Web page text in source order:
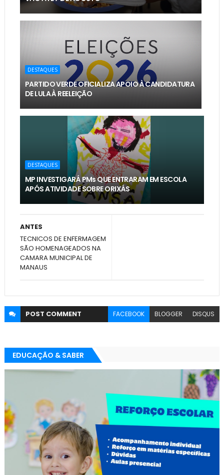
DESTAQUES
PARTIDO VERDE OFICIALIZA APOIO À CANDIDATURA
DE LULA À REELEIÇÃO
DESTAQUES
MP INVESTIGARÁ PMs QUE ENTRARAM EM ESCOLA
APÓS ATIVIDADE SOBRE ORIXÁS
ANTES
TECNICOS DE ENFERMAGEM
SÃO HOMENAGEADOS NA
CAMARA MUNICIPAL DE
MANAUS
POST COMMENT FACEBOOK BLOGGER DISQUS
EDUCAÇÃO & SABER